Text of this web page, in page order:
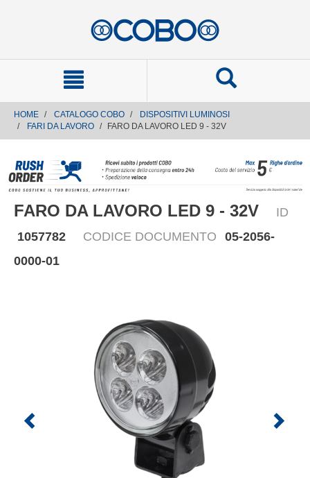
HOME CATALOGO COBO
DISPOSITIVI LUMINOSI
FARI DA LAVORO
FARO DA LAVORO LED 9 - 32V
FARO DA LAVORO LED 9 - 32V
ID
1057782
CODICE DOCUMENTO
05-2056-
0000-01